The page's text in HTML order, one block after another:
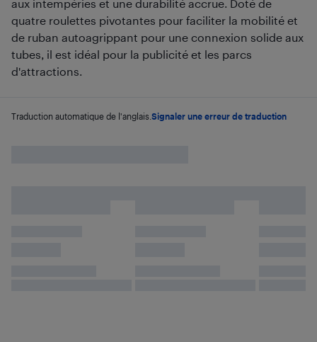
aux intempéries et une durabilité accrue. Doté de
quatre roulettes pivotantes pour faciliter la mobilité et
de ruban autoagrippant pour une connexion solide aux
tubes, il est idéal pour la publicité et les parcs
d'attractions.
Traduction automatique de l'anglais. Signaler une erreur de traduction